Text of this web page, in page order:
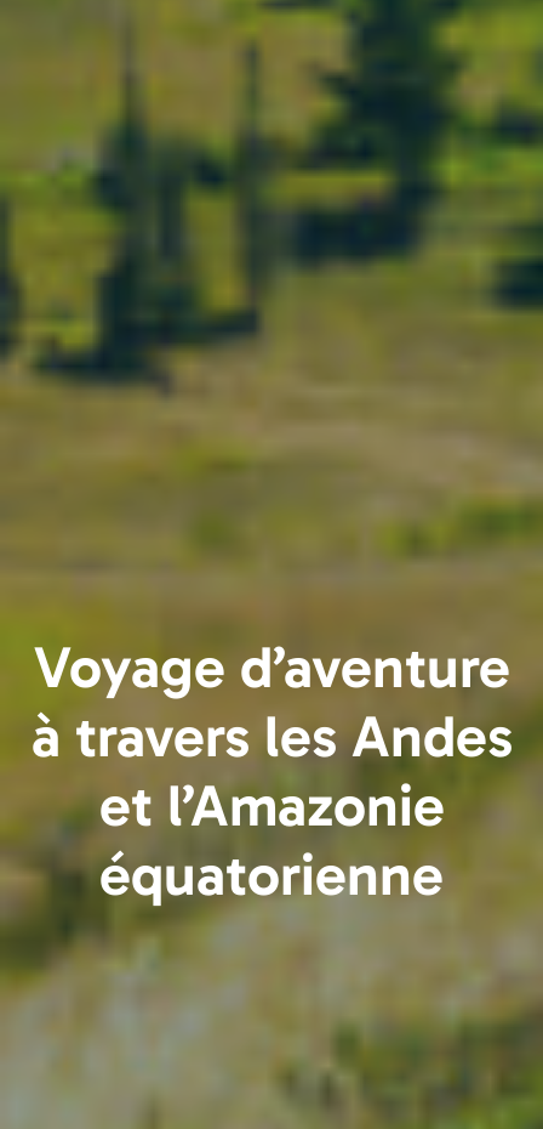
Voyage d’aventure
à travers les Andes
et l’Amazonie
équatorienne